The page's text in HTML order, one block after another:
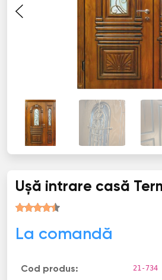
Ușă intrare casă
La comandă
Cod produs: 21-734